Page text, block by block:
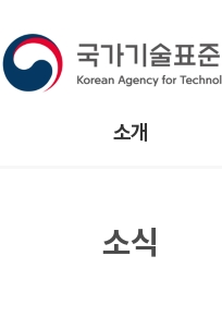
소개
소식